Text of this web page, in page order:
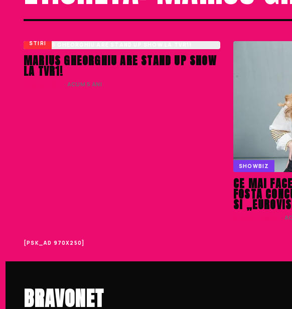
STIRI
MARIUS GHEORGHIU ARE STAND UP SHOW
LA TVR1!
· ACUM 5 ANI
SHOWBIZ
CE MAI
FOSTA
SI
·
[PSK_AD 970X250]
BRAVONET